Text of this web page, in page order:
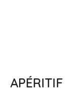
APÉRITIF